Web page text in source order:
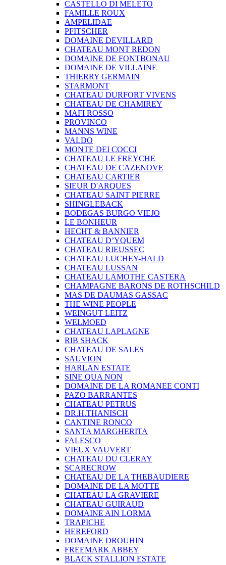
CASTELLO DI MELETO
FAMILLE ROUX
AMPELIDAE
PFITSCHER
DOMAINE DEVILLARD
CHATEAU MONT REDON
DOMAINE DE FONTBONAU
DOMAINE DE VILLAINE
THIERRY GERMAIN
STARMONT
CHATEAU DURFORT VIVENS
CHATEAU DE CHAMIREY
MAFI ROSSO
PROVINCO
MANNS WINE
VALDO
MONTE DEI COCCI
CHATEAU LE FREYCHE
CHATEAU DE CAZENOVE
CHATEAU CARTIER
SIEUR D'ARQUES
CHATEAU SAINT PIERRE
SHINGLEBACK
BODEGAS BURGO VIEJO
LE BONHEUR
HECHT & BANNIER
CHATEAU D’YQUEM
CHATEAU RIEUSSEC
CHATEAU LUCHEY-HALD
CHATEAU LUSSAN
CHATEAU LAMOTHE CASTERA
CHAMPAGNE BARONS DE ROTHSCHILD
MAS DE DAUMAS GASSAC
THE WINE PEOPLE
WEINGUT LEITZ
WELMOED
CHATEAU LAPLAGNE
RIB SHACK
CHATEAU DE SALES
SAUVION
HARLAN ESTATE
SINE QUA NON
DOMAINE DE LA ROMANEE CONTI
PAZO BARRANTES
CHATEAU PETRUS
DR.H.THANISCH
CANTINE RONCO
SANTA MARGHERITA
FALESCO
VIEUX VAUVERT
CHATEAU DU CLERAY
SCARECROW
CHATEAU DE LA THEBAUDIERE
DOMAINE DE LA MOTTE
CHATEAU LA GRAVIERE
CHATEAU GUIRAUD
DOMAINE AIN LORMA
TRAPICHE
HEREFORD
DOMAINE DROUHIN
FREEMARK ABBEY
BLACK STALLION ESTATE